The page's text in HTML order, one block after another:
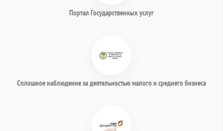
Портал Государственных услуг
Сплошное наблюдение за деятельностью малого и среднего бизнеса